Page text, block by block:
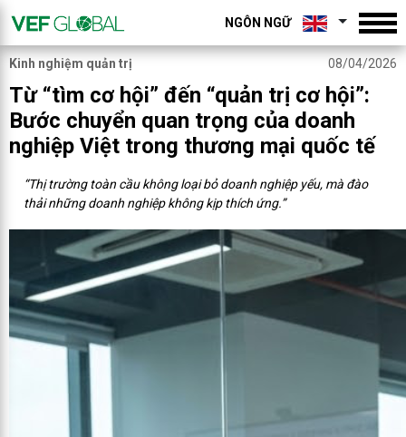
NGÔN NGỮ
Kinh nghiệm quản trị 08/04/2026
Từ “tìm cơ hội” đến “quản trị cơ hội”:
Bước chuyển quan trọng của doanh
nghiệp Việt trong thương mại quốc tế
“Thị trường toàn cầu không loại bỏ doanh nghiệp yếu, mà đào
thải những doanh nghiệp không kịp thích ứng.”